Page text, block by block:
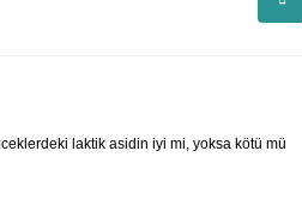
laktik asidin iyi mi, yoksa kötü mü